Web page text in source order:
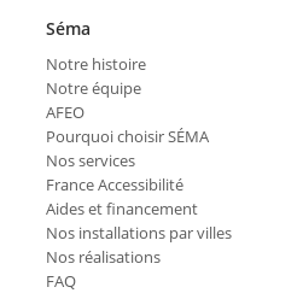
Séma
Notre histoire
Notre équipe
AFEO
Pourquoi choisir SÉMA
Nos services
France Accessibilité
Aides et financement
Nos installations par villes
Nos réalisations
FAQ